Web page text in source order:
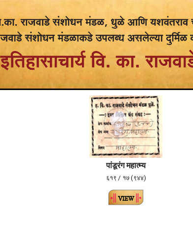
पांडूरंग महात्म्य
६१९ / १७ (९४४)